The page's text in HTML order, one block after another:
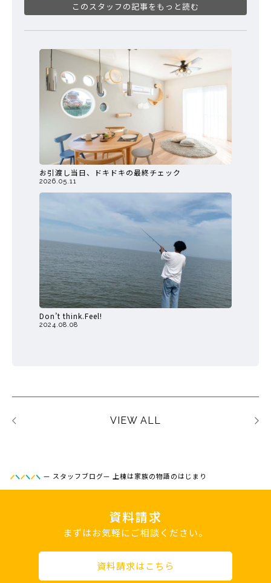
このスタッフの記事をもっと読む
お引渡し当日、ドキドキの最終チェック
2026.05.11
Don’t think.Feel!
2024.08.08
VIEW ALL
— スタッフブログ— 上棟は家族の物語のはじまり
資料請求
まずはお気軽にご相談ください。
資料請求はこちら